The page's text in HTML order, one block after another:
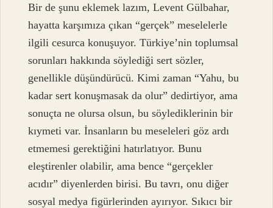
Bir de şunu eklemek lazım, Levent Gülbahar,
hayatta karşımıza çıkan “gerçek” meselelerle
ilgili cesurca konuşuyor. Türkiye’nin toplumsal
sorunları hakkında söylediği sert sözler,
genellikle düşündürücü. Kimi zaman “Yahu, bu
kadar sert konuşmasak da olur” dedirtiyor, ama
sonuçta ne olursa olsun, bu söylediklerinin bir
kıymeti var. İnsanların bu meseleleri göz ardı
etmemesi gerektiğini hatırlatıyor. Bunu
eleştirenler olabilir, ama bence “gerçekler
acıdır” diyenlerden birisi. Bu tavrı, onu diğer
sosyal medya figürlerinden ayırıyor. Sıkıcı bir